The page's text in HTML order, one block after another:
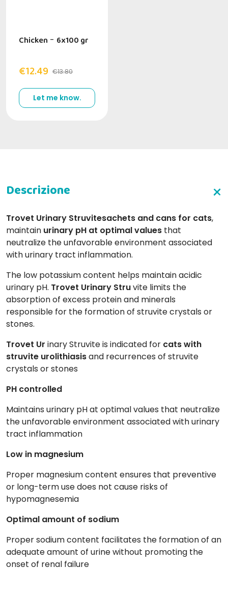
Chicken - 6x100 gr
€12.49 €13.80
Let me know.
Trovet Urinary Struvitesachets and cans for cats,
maintain urinary pH at optimal values that
neutralize the unfavorable environment associated
with urinary tract inflammation.
The low potassium content helps maintain acidic
urinary pH. Trovet Urinary Struvite limits the
absorption of excess protein and minerals
responsible for the formation of struvite crystals or
stones.
Trovet Ur inary Struvite is indicated for cats with
struvite urolithiasisand recurrences of struvite
crystals or stones
PH controlled
Maintains urinary pH at optimal values that neutralize
the unfavorable environment associated with urinary
tract inflammation
Low in magnesium
Proper magnesium content ensures that preventive
or long-term use does not cause risks of
hypomagnesemia
Optimal amount of sodium
Proper sodium content facilitates the formation of an
adequate amount of urine without promoting the
onset of renal failure